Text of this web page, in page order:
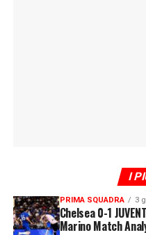
I
PRIMA SQUADRA 3
Chelsea 0-1
Marino Match